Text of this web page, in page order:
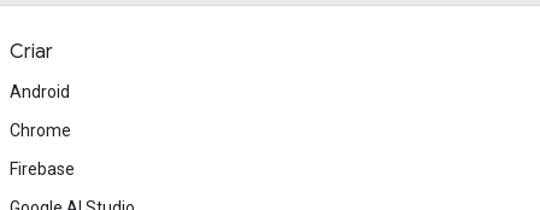
Criar
Android
Chrome
Firebase